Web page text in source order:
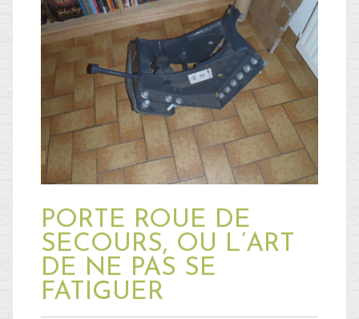
PORTE ROUE DE
SECOURS, OU L’ART
DE NE PAS SE
FATIGUER